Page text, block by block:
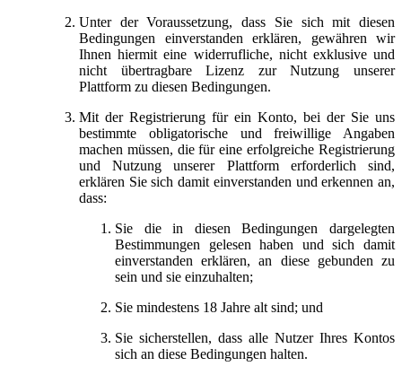
Unter der Voraussetzung, dass Sie sich mit diesen
Bedingungen einverstanden erklären, gewähren wir
Ihnen hiermit eine widerrufliche, nicht exklusive und
nicht übertragbare Lizenz zur Nutzung unserer
Plattform zu diesen Bedingungen.
Mit der Registrierung für ein Konto, bei der Sie uns
bestimmte obligatorische und freiwillige Angaben
machen müssen, die für eine erfolgreiche Registrierung
und Nutzung unserer Plattform erforderlich sind,
erklären Sie sich damit einverstanden und erkennen an,
dass:
Sie die in diesen Bedingungen dargelegten
Bestimmungen gelesen haben und sich damit
einverstanden erklären, an diese gebunden zu
sein und sie einzuhalten;
Sie mindestens 18 Jahre alt sind; und
Sie sicherstellen, dass alle Nutzer Ihres Kontos
sich an diese Bedingungen halten.